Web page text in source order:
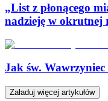
„List z płonącego
nadzieję w okrutnej
Jak św.
Załaduj więcej artykułów